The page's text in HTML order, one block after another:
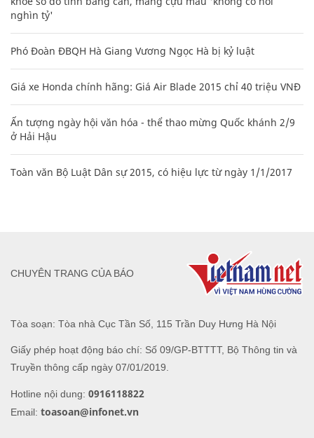
nghìn tỷ'
Phó Đoàn ĐBQH Hà Giang Vương Ngọc Hà bị kỷ luật
Giá xe Honda chính hãng: Giá Air Blade 2015 chỉ 40 triệu VNĐ
Ấn tượng ngày hội văn hóa - thể thao mừng Quốc khánh 2/9
ở Hải Hậu
Toàn văn Bộ Luật Dân sự 2015, có hiệu lực từ ngày 1/1/2017
Tòa soạn: Tòa nhà Cục Tần Số, 115 Trần Duy Hưng Hà Nội
Giấy phép hoạt động báo chí: Số 09/GP-BTTTT, Bộ Thông tin và
Truyền thông cấp ngày 07/01/2019.
Hotline nội dung: 0916118822
Email: toasoan@infonet.vn
CHUYÊN TRANG CỦA BÁO